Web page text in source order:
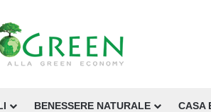
BENESSERE NATURALE CASA